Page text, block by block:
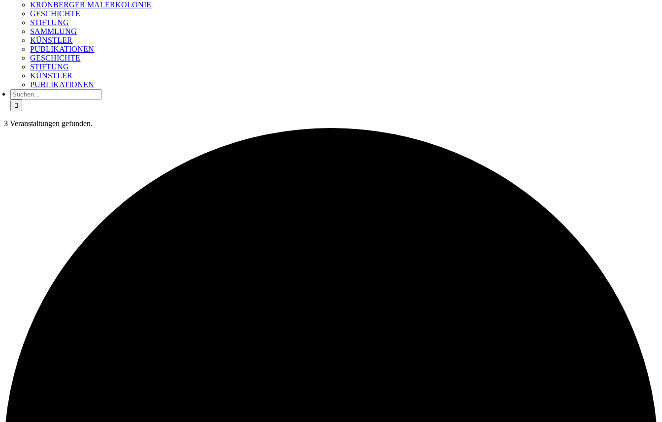
KRONBERGER MALERKOLONIE
GESCHICHTE
STIFTUNG
SAMMLUNG
KÜNSTLER
PUBLIKATIONEN
GESCHICHTE
STIFTUNG
KÜNSTLER
PUBLIKATIONEN
Suche
nach:
3 Veranstaltungen gefunden.